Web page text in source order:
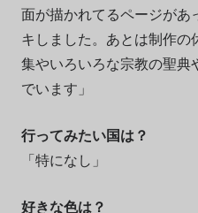
面が描かれてるページがあ
キしました。あとは制作
集やいろいろな宗教の聖典
でいます」
行ってみたい国は？
「特になし」
好きな色は？